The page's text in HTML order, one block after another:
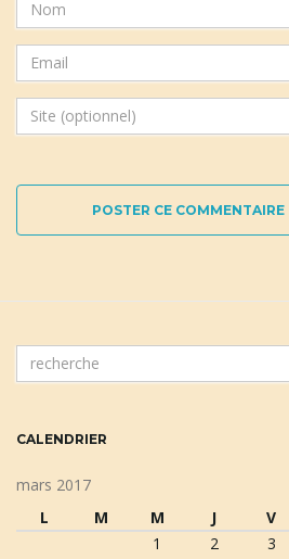
POSTER CE COMMENTAIRE
o
CALENDRIER
mars 2017
L
M M J V
1 2 3